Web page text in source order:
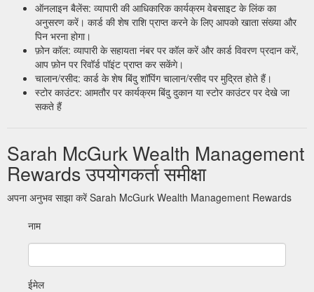
ऑनलाइन बैलेंस: व्यापारी की आधिकारिक कार्यक्रम वेबसाइट के लिंक का
अनुसरण करें। कार्ड की शेष राशि प्राप्त करने के लिए आपको खाता संख्या और
पिन भरना होगा।
फ़ोन कॉल: व्यापारी के सहायता नंबर पर कॉल करें और कार्ड विवरण प्रदान करें,
आप फ़ोन पर रिवॉर्ड पॉइंट प्राप्त कर सकेंगे।
चालान/रसीद: कार्ड के शेष बिंदु शॉपिंग चालान/रसीद पर मुद्रित होते हैं।
स्टोर काउंटर: आमतौर पर कार्यक्रम बिंदु दुकान या स्टोर काउंटर पर देखे जा
सकते हैं
Sarah McGurk Wealth Management
Rewards उपयोगकर्ता समीक्षा
अपना अनुभव साझा करें Sarah McGurk Wealth Management Rewards
नाम
ईमेल